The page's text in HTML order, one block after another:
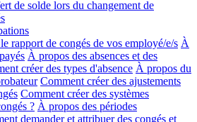
de solde lors du changement de
rapport de congés de vos employé/e/s À
À propos des absences et des
créer des types d'absence À propos du
Comment créer des ajustements
Comment créer des systèmes
? À propos des périodes
demander et attribuer des congés et